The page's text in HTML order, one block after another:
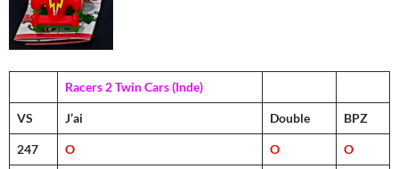
Racers 2 Twin Cars (Inde)
VS J’ai Double BPZ
247 O O O